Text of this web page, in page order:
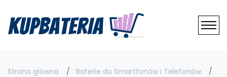
Strona główna
Baterie do Smartfonów i Telefonów